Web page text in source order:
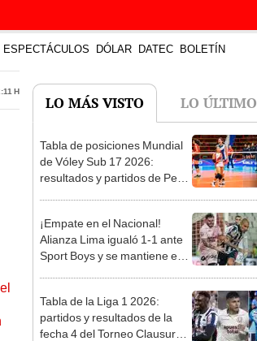
ESPECTÁCULOS DÓLAR DATEC BOLETÍN
h
LO MÁS VISTO LO ÚLTIMO
Tabla de posiciones Mundial
de Vóley Sub 17 2026:
resultados y partidos de Perú
¡Empate en el Nacional!
Alianza Lima igualó 1-1 ante
Sport Boys y se mantiene en
Tabla de la Liga 1 2026:
partidos y resultados de la
fecha 4 del Torneo Clausura y